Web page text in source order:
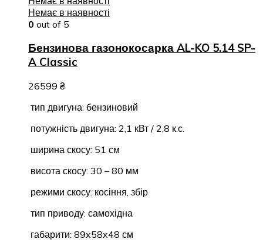
Немає в наявності
0 out of 5
Бензинова газонокосарка AL-KO 5.14 SP-
A Classic
26599 ₴
тип двигуна: бензиновий
потужність двигуна: 2,1 кВт / 2,8 к.с.
ширина скосу: 51 см
висота скосу: 30 – 80 мм
режими скосу: косіння, збір
тип приводу: самохідна
габарити: 89x58x48 см